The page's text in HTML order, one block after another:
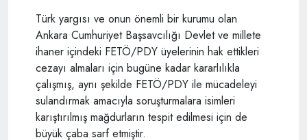
Türk yargısı ve onun önemli bir kurumu olan
Ankara Cumhuriyet Başsavcılığı Devlet ve millete
ihaner içindeki FETÖ/PDY üyelerinin hak ettikleri
cezayı almaları için bugüne kadar kararlılıkla
çalışmış, aynı şekilde FETÖ/PDY ile mücadeleyi
sulandırmak amacıyla soruşturmalara isimleri
karıştırılmış mağdurların tespit edilmesi için de
büyük çaba sarf etmiştir.